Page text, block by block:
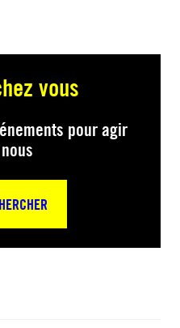
vous
pour agir